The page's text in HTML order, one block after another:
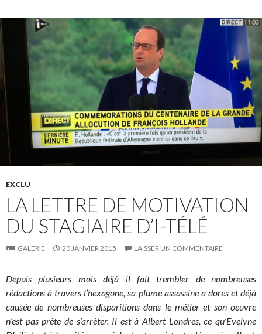
EXCLU
LA LETTRE DE MOTIVATION
DU STAGIAIRE D’I-TÉLÉ
GALERIE 20 JANVIER 2015 LAISSER UN COMMENTAIRE
Depuis plusieurs mois déjà il fait trembler de nombreuses
rédactions à travers l’hexagone, sa plume assassine a dores et déjà
causée de nombreuses disparitions dans le métier et son oeuvre
n’est pas prête de s’arrêter. Il est à Albert Londres, ce qu’Evelyne